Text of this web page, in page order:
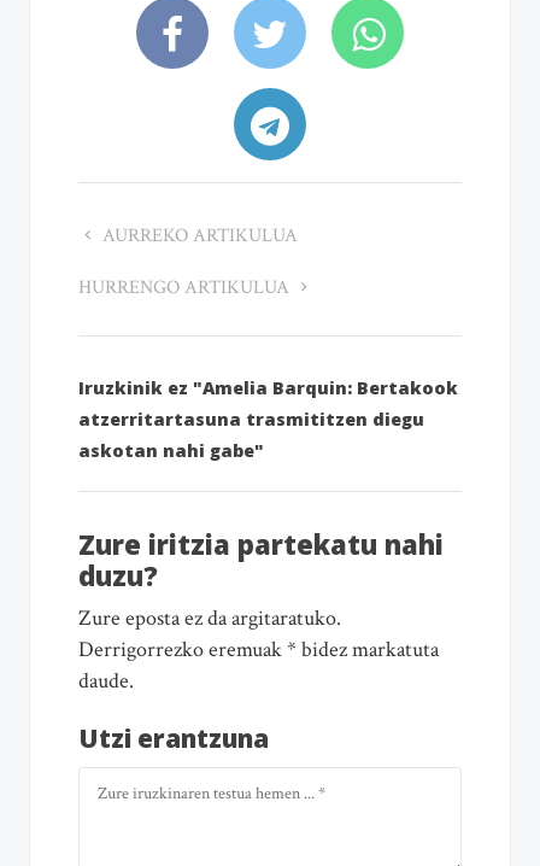
AURREKO ARTIKULUA
HURRENGO ARTIKULUA
Iruzkinik ez "Amelia Barquin: Bertakook
atzerritartasuna trasmititzen diegu
askotan nahi gabe"
Zure iritzia partekatu nahi
duzu?
Zure eposta ez da argitaratuko.
Derrigorrezko eremuak * bidez markatuta
daude.
Utzi erantzuna